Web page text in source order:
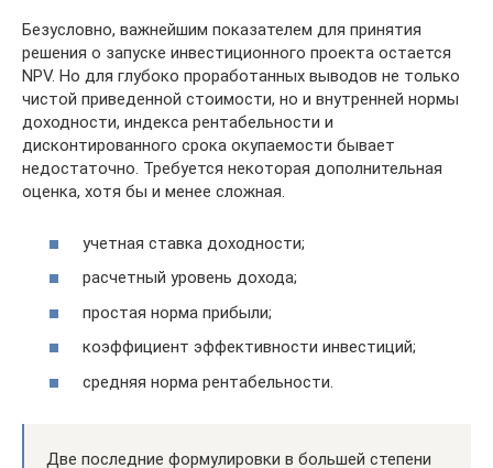
Безусловно, важнейшим показателем для принятия
решения о запуске инвестиционного проекта остается
NPV. Но для глубоко проработанных выводов не только
чистой приведенной стоимости, но и внутренней нормы
доходности, индекса рентабельности и
дисконтированного срока окупаемости бывает
недостаточно. Требуется некоторая дополнительная
оценка, хотя бы и менее сложная.
учетная ставка доходности;
расчетный уровень дохода;
простая норма прибыли;
коэффициент эффективности инвестиций;
средняя норма рентабельности.
Две последние формулировки в большей степени